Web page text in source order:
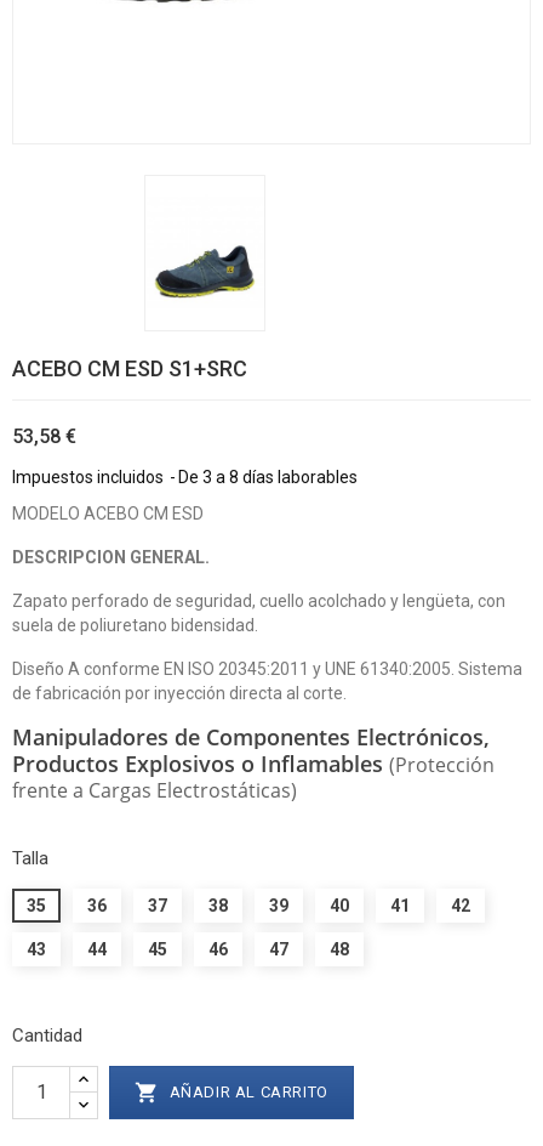
ACEBO CM ESD S1+SRC
53,58 €
Impuestos incluidos
De 3 a 8 días laborables
MODELO ACEBO CM ESD
DESCRIPCION GENERAL.
Zapato perforado de seguridad, cuello acolchado y lengüeta, con
suela de poliuretano bidensidad.
Diseño A conforme EN ISO 20345:2011 y UNE 61340:2005. Sistema
de fabricación por inyección directa al corte.
Manipuladores de Componentes Electrónicos,
Productos Explosivos o Inflamables (Protección
frente a Cargas Electrostáticas)
Talla
35 36 37 38 39 40 41 42
43 44 45 46 47 48
Cantidad
 AÑADIR AL CARRITO